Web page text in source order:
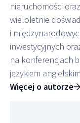
nieruchomości
wieloletnie
i
inwestycyjnych
na konferencjach
językiem
Więcej o autorze